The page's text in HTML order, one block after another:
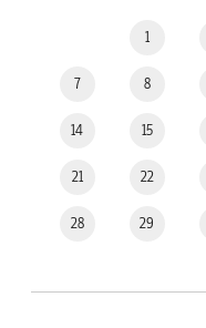
1
7 8
14 15
21 22
28 29